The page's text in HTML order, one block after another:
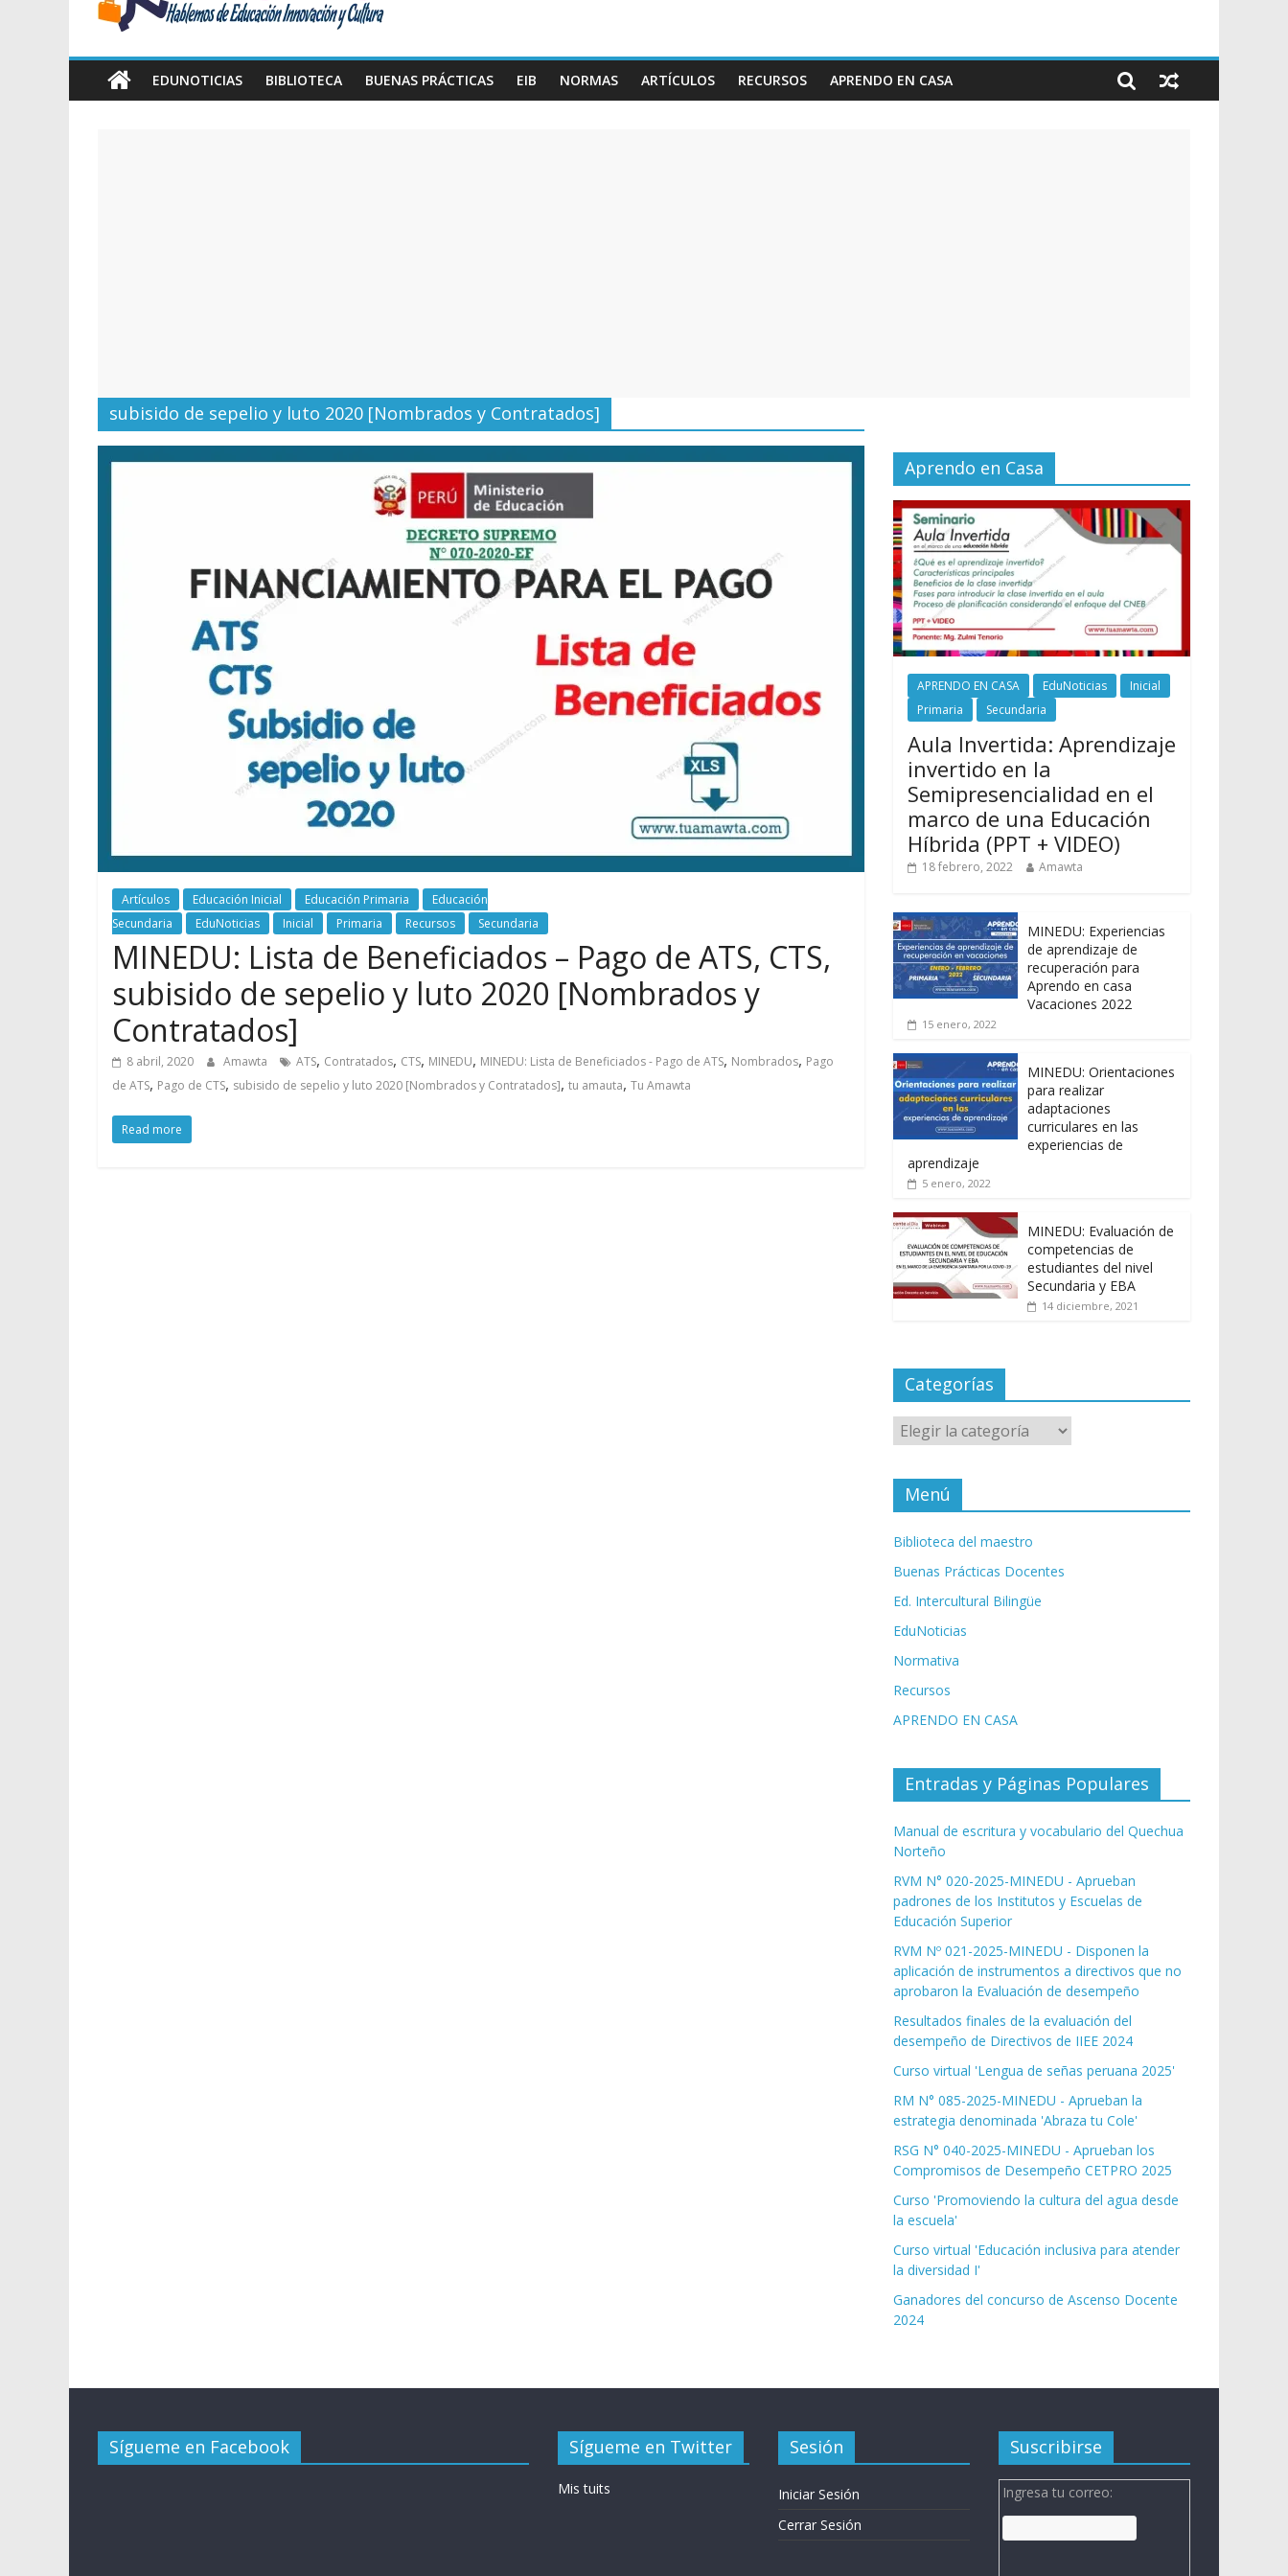
Educación,
EDUNOTICIAS BIBLIOTECA BUENAS PRÁCTICAS EIB NORMAS ARTÍCULOS RECURSOS APRENDO EN CASA
subisido de sepelio y luto 2020 [Nombrados y Contratados]
Artículos Educación Inicial Educación Primaria
Educación
Secundaria
EduNoticias Inicial Primaria Recursos Secundaria
MINEDU: Lista de Beneficiados – Pago de ATS, CTS,
subisido de sepelio y luto 2020 [Nombrados y
Contratados]
8 abril, 2020 Amawta ATS, Contratados, CTS, MINEDU, MINEDU: Lista de Beneficiados - Pago de ATS, Nombrados, Pago
de ATS, Pago de CTS, subisido de sepelio y luto 2020 [Nombrados y Contratados], tu amauta, Tu Amawta
Read more
Aprendo en Casa
APRENDO EN CASA EduNoticias
Inicial
Primaria
Secundaria
Aula Invertida: Aprendizaje
invertido en la
Semipresencialidad en el
marco de una Educación
Híbrida (PPT + VIDEO)
18 febrero, 2022 Amawta
MINEDU: Experiencias
de aprendizaje de
recuperación para
Aprendo en casa
Vacaciones 2022
15 enero, 2022
MINEDU: Orientaciones
para realizar
adaptaciones
curriculares en las
experiencias de
aprendizaje
5 enero, 2022
MINEDU: Evaluación de
competencias de
estudiantes del nivel
Secundaria y EBA
14 diciembre, 2021
Categorías
Categorías
Menú
Biblioteca del maestro
Buenas Prácticas Docentes
Ed. Intercultural Bilingüe
EduNoticias
Normativa
Recursos
APRENDO EN CASA
Entradas y Páginas Populares
Manual de escritura y vocabulario del Quechua
Norteño
RVM N° 020-2025-MINEDU - Aprueban
padrones de los Institutos y Escuelas de
Educación Superior
RVM Nº 021-2025-MINEDU - Disponen la
aplicación de instrumentos a directivos que no
aprobaron la Evaluación de desempeño
Resultados finales de la evaluación del
desempeño de Directivos de IIEE 2024
Curso virtual 'Lengua de señas peruana 2025'
RM N° 085-2025-MINEDU - Aprueban la
estrategia denominada 'Abraza tu Cole'
RSG N° 040-2025-MINEDU - Aprueban los
Compromisos de Desempeño CETPRO 2025
Curso 'Promoviendo la cultura del agua desde
la escuela'
Curso virtual 'Educación inclusiva para atender
la diversidad I'
Ganadores del concurso de Ascenso Docente
2024
Sígueme en Facebook Sígueme en Twitter
Mis tuits
Sesión
Iniciar Sesión
Cerrar Sesión
Suscribirse
Ingresa tu correo: